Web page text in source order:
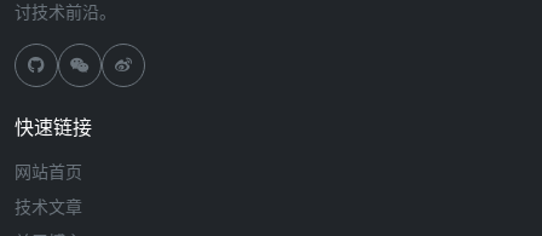
讨技术前沿。
快速链接
网站首页
技术文章